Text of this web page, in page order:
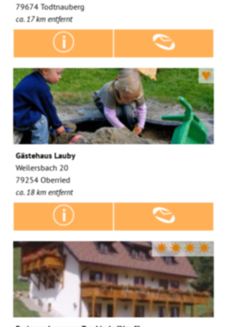
79674 Todtnauberg
ca. 17 km entfernt
♥
Gästehaus Lauby
Weilersbach 20
79254 Oberried
ca. 18 km entfernt
✷✷✷✷